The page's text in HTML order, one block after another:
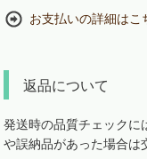
お支払いの詳細はこ
返品について
発送時の品質チェックに
や誤納品があった場合は